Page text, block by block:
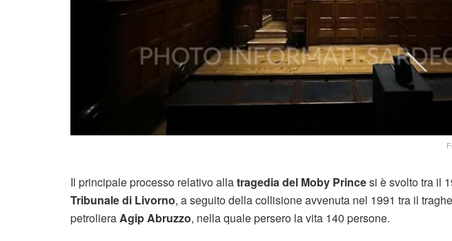
Il principale processo relativo allatragedia del Moby Princesi è svolto tra il
Tribunale di Livorno, a seguito della collisione avvenuta nel 1991 tra il
petrolieraAgip Abruzzo, nella quale persero la vita 140 persone.